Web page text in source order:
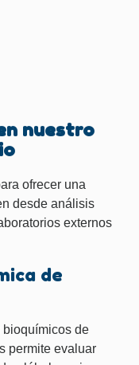
nuestro
ofrecer una
desde análisis
externos
de
bioquímicos de
permite evaluar